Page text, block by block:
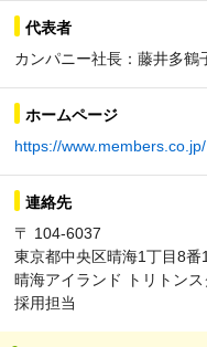
代表者
カンパニー社長：藤井多鶴
ホームページ
https://www.members.co.jp/
連絡先
〒 104-6037
東京都中央区晴海1丁目8番
晴海アイランド トリトン
採用担当